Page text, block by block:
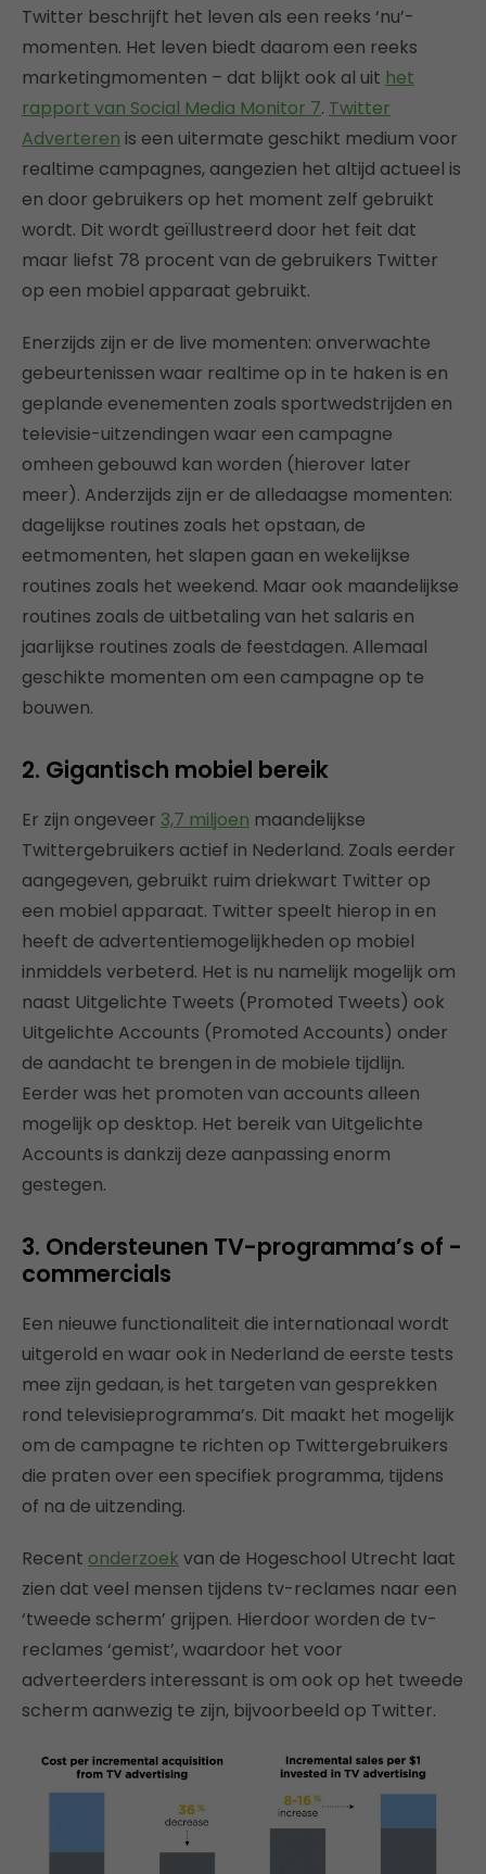
Twitter beschrijft het leven als een reeks ‘nu’-
momenten. Het leven biedt daarom een reeks
marketingmomenten – dat blijkt ook al uit het
rapport van Social Media Monitor 7. Twitter
Adverteren is een uitermate geschikt medium voor
realtime campagnes, aangezien het altijd actueel is
en door gebruikers op het moment zelf gebruikt
wordt. Dit wordt geïllustreerd door het feit dat
maar liefst 78 procent van de gebruikers Twitter
op een mobiel apparaat gebruikt.
Enerzijds zijn er de live momenten: onverwachte
gebeurtenissen waar realtime op in te haken is en
geplande evenementen zoals sportwedstrijden en
televisie-uitzendingen waar een campagne
omheen gebouwd kan worden (hierover later
meer). Anderzijds zijn er de alledaagse momenten:
dagelijkse routines zoals het opstaan, de
eetmomenten, het slapen gaan en wekelijkse
routines zoals het weekend. Maar ook maandelijkse
routines zoals de uitbetaling van het salaris en
jaarlijkse routines zoals de feestdagen. Allemaal
geschikte momenten om een campagne op te
bouwen.
2. Gigantisch mobiel bereik
Er zijn ongeveer 3,7 miljoen maandelijkse
Twittergebruikers actief in Nederland. Zoals eerder
aangegeven, gebruikt ruim driekwart Twitter op
een mobiel apparaat. Twitter speelt hierop in en
heeft de advertentiemogelijkheden op mobiel
inmiddels verbeterd. Het is nu namelijk mogelijk om
naast Uitgelichte Tweets (Promoted Tweets) ook
Uitgelichte Accounts (Promoted Accounts) onder
de aandacht te brengen in de mobiele tijdlijn.
Eerder was het promoten van accounts alleen
mogelijk op desktop. Het bereik van Uitgelichte
Accounts is dankzij deze aanpassing enorm
gestegen.
3. Ondersteunen TV-programma’s of -
commercials
Een nieuwe functionaliteit die internationaal wordt
uitgerold en waar ook in Nederland de eerste tests
mee zijn gedaan, is het targeten van gesprekken
rond televisieprogramma’s. Dit maakt het mogelijk
om de campagne te richten op Twittergebruikers
die praten over een specifiek programma, tijdens
of na de uitzending.
Recent onderzoek van de Hogeschool Utrecht laat
zien dat veel mensen tijdens tv-reclames naar een
‘tweede scherm’ grijpen. Hierdoor worden de tv-
reclames ‘gemist’, waardoor het voor
adverteerders interessant is om ook op het tweede
scherm aanwezig te zijn, bijvoorbeeld op Twitter.